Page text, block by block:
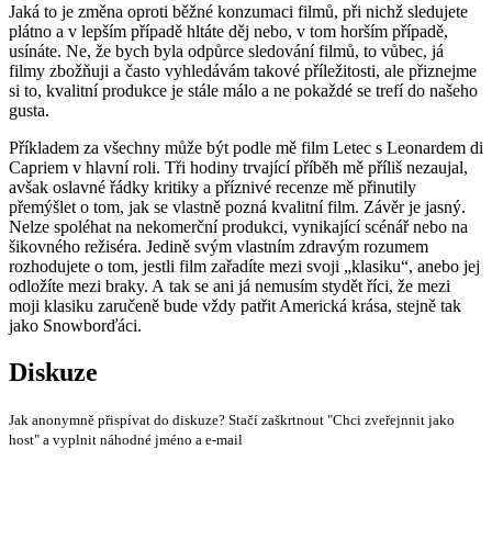
Jaká to je změna oproti běžné konzumaci filmů, při nichž sledujete
plátno a v lepším případě hltáte děj nebo, v tom horším případě,
usínáte. Ne, že bych byla odpůrce sledování filmů, to vůbec, já
filmy zbožňuji a často vyhledávám takové příležitosti, ale přiznejme
si to, kvalitní produkce je stále málo a ne pokaždé se trefí do našeho
gusta.
Příkladem za všechny může být podle mě film Letec s Leonardem di
Capriem v hlavní roli. Tři hodiny trvající příběh mě příliš nezaujal,
avšak oslavné řádky kritiky a příznivé recenze mě přinutily
přemýšlet o tom, jak se vlastně pozná kvalitní film. Závěr je jasný.
Nelze spoléhat na nekomerční produkci, vynikající scénář nebo na
šikovného režiséra. Jedině svým vlastním zdravým rozumem
rozhodujete o tom, jestli film zařadíte mezi svoji „klasiku“, anebo jej
odložíte mezi braky. A tak se ani já nemusím stydět říci, že mezi
moji klasiku zaručeně bude vždy patřit Americká krása, stejně tak
jako Snowborďáci.
Diskuze
Jak anonymně přispívat do diskuze? Stačí zaškrtnout "Chci zveřejnnit jako
host" a vyplnit náhodné jméno a e-mail